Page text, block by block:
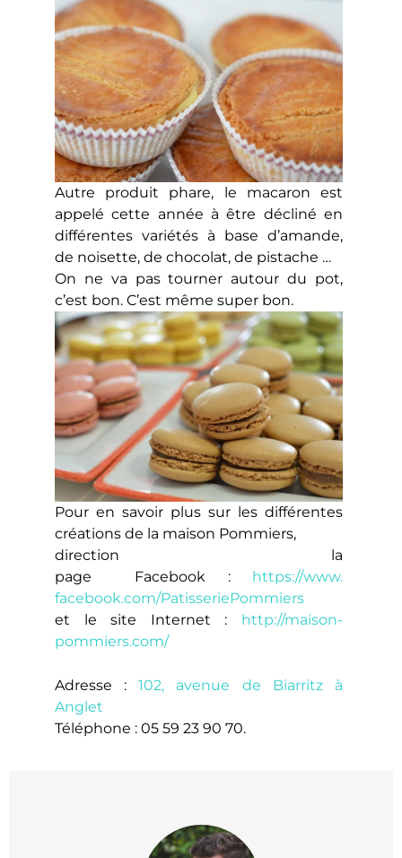
Autre produit phare, le macaron est
appelé cette année à être décliné en
différentes variétés à base d’amande,
de noisette, de chocolat, de pistache …
On ne va pas tourner autour du pot,
c’est bon. C’est même super bon.
Pour en savoir plus sur les différentes
créations de la maison Pommiers,
direction la
page Facebook :
https://www.
facebook.com/PatisseriePommiers
et le site Internet :
http://maison-
pommiers.com/
Adresse :102, avenue de Biarritz à
Anglet
Téléphone : 05 59 23 90 70.